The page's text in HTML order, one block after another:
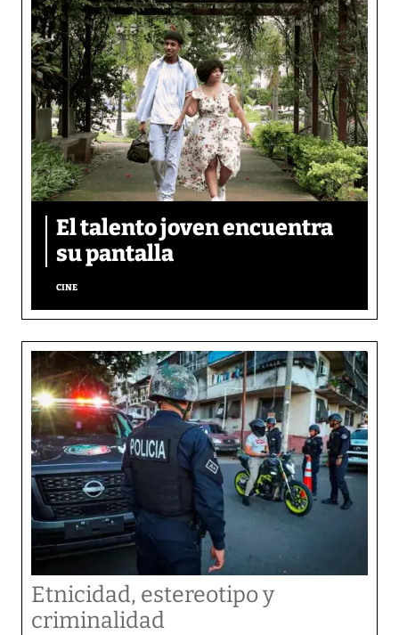
El talento joven encuentra
su pantalla​
CINE
Etnicidad, estereotipo y
criminalidad